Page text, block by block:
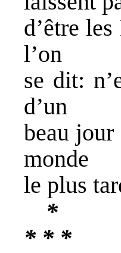
d’être
l’on
se dit:
d’un
beau
monde
le plus
*
* * *